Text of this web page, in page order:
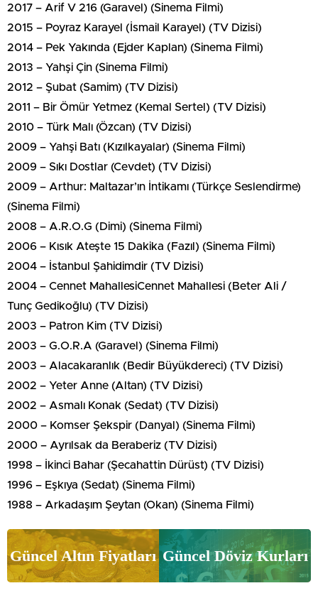
2017 – Arif V 216 (Garavel) (Sinema Filmi)
2015 – Poyraz Karayel (İsmail Karayel) (TV Dizisi)
2014 – Pek Yakında (Ejder Kaplan) (Sinema Filmi)
2013 – Yahşi Çin (Sinema Filmi)
2012 – Şubat (Samim) (TV Dizisi)
2011 – Bir Ömür Yetmez (Kemal Sertel) (TV Dizisi)
2010 – Türk Malı (Özcan) (TV Dizisi)
2009 – Yahşi Batı (Kızılkayalar) (Sinema Filmi)
2009 – Sıkı Dostlar (Cevdet) (TV Dizisi)
2009 – Arthur: Maltazar’ın İntikamı (Türkçe Seslendirme)
(Sinema Filmi)
2008 – A.R.O.G (Dimi) (Sinema Filmi)
2006 – Kısık Ateşte 15 Dakika (Fazıl) (Sinema Filmi)
2004 – İstanbul Şahidimdir (TV Dizisi)
2004 – Cennet MahallesiCennet Mahallesi (Beter Ali /
Tunç Gedikoğlu) (TV Dizisi)
2003 – Patron Kim (TV Dizisi)
2003 – G.O.R.A (Garavel) (Sinema Filmi)
2003 – Alacakaranlık (Bedir Büyükdereci) (TV Dizisi)
2002 – Yeter Anne (Altan) (TV Dizisi)
2002 – Asmalı Konak (Sedat) (TV Dizisi)
2000 – Komser Şekspir (Danyal) (Sinema Filmi)
2000 – Ayrılsak da Beraberiz (TV Dizisi)
1998 – İkinci Bahar (Şecahattin Dürüst) (TV Dizisi)
1996 – Eşkıya (Sedat) (Sinema Filmi)
1988 – Arkadaşım Şeytan (Okan) (Sinema Filmi)
Güncel Altın Fiyatları Güncel Döviz Kurları